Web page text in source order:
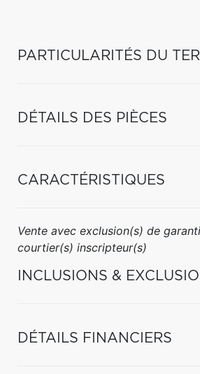
PARTICULARITÉS DU
DÉTAILS DES PIÈCES
CARACTÉRISTIQUES
Vente avec exclusion(s) de
courtier(s) inscripteur(s)
INCLUSIONS &
DÉTAILS FINANCIERS